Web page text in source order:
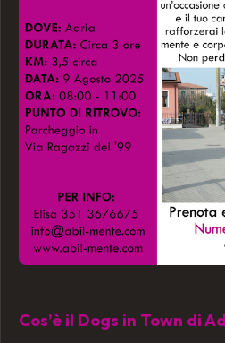
Cos’è il Dogs in Town di